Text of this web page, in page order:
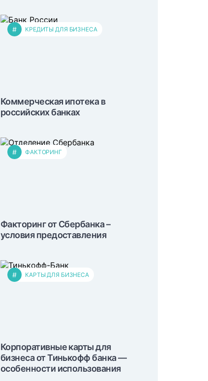
# КРЕДИТЫ ДЛЯ БИЗНЕСА
Коммерческая ипотека в
российских банках
# ФАКТОРИНГ
Факторинг от Сбербанка –
условия предоставления
# КАРТЫ ДЛЯ БИЗНЕСА
Корпоративные карты для
бизнеса от Тинькофф банка —
особенности использования